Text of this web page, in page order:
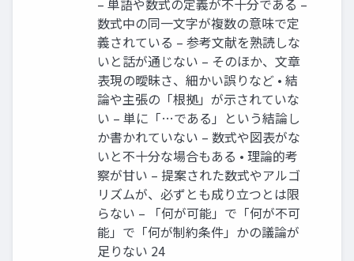
– 単語や数式の定義が不十分である –
数式中の同一文字が複数の意味で定
義されている – 参考文献を熟読しな
いと話が通じない – そのほか、文章
表現の曖昧さ、細かい誤りなど • 結
論や主張の「根拠」が示されていな
い – 単に「…である」という結論し
か書かれていない – 数式や図表がな
いと不十分な場合もある • 理論的考
察が甘い – 提案された数式やアルゴ
リズムが、必ずとも成り立つとは限
らない – 「何が可能」で「何が不可
能」で「何が制約条件」かの議論が
足りない 24